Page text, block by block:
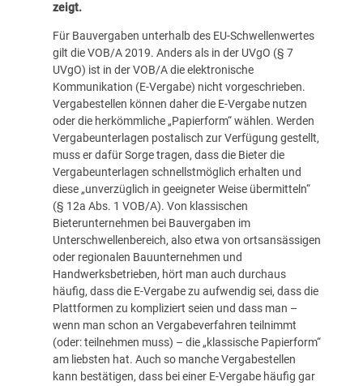
zeigt.
Für Bauvergaben unterhalb des EU-Schwellenwertes
gilt die VOB/A 2019. Anders als in der UVgO (§ 7
UVgO) ist in der VOB/A die elektronische
Kommunikation (E-Vergabe) nicht vorgeschrieben.
Vergabestellen können daher die E-Vergabe nutzen
oder die herkömmliche „Papierform“ wählen. Werden
Vergabeunterlagen postalisch zur Verfügung gestellt,
muss er dafür Sorge tragen, dass die Bieter die
Vergabeunterlagen schnellstmöglich erhalten und
diese „unverzüglich in geeigneter Weise übermitteln“
(§ 12a Abs. 1 VOB/A). Von klassischen
Bieterunternehmen bei Bauvergaben im
Unterschwellenbereich, also etwa von ortsansässigen
oder regionalen Bauunternehmen und
Handwerksbetrieben, hört man auch durchaus
häufig, dass die E-Vergabe zu aufwendig sei, dass die
Plattformen zu kompliziert seien und dass man –
wenn man schon an Vergabeverfahren teilnimmt
(oder: teilnehmen muss) – die „klassische Papierform“
am liebsten hat. Auch so manche Vergabestellen
kann bestätigen, dass bei einer E-Vergabe häufig gar